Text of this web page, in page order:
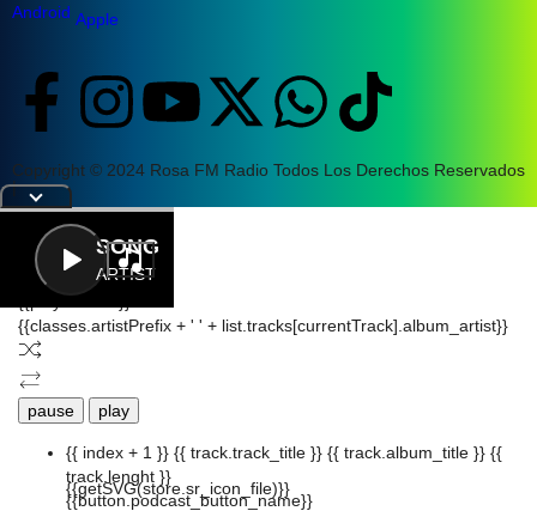
Android Apple
Copyright © 2024 Rosa FM Radio Todos Los Derechos Reservados
|
SONG
ARTIST
Letra
{{playListTitle}}
{{classes.artistPrefix + ' ' + list.tracks[currentTrack].album_artist}}
pause play
{{ index + 1 }} {{ track.track_title }} {{ track.album_title }} {{
track.lenght }}
{{getSVG(store.sr_icon_file)}}
{{button.podcast_button_name}}